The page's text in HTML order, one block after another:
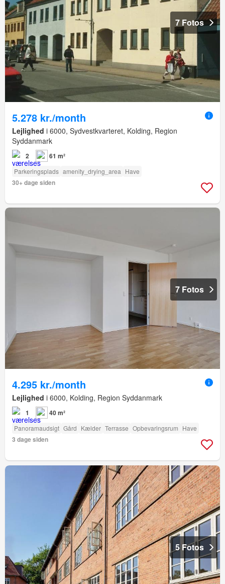
7 Fotos
5.278 kr./month
Lejlighed i 6000, Sydvestkvarteret, Kolding, Region
Syddanmark
2 61 m²
Parkeringsplads amenity_drying_area Have
30+ dage siden
7 Fotos
4.295 kr./month
Lejlighed i 6000, Kolding, Region Syddanmark
1 40 m²
Panoramaudsigt Gård Kælder Terrasse Opbevaringsrum Have
3 dage siden
5 Fotos